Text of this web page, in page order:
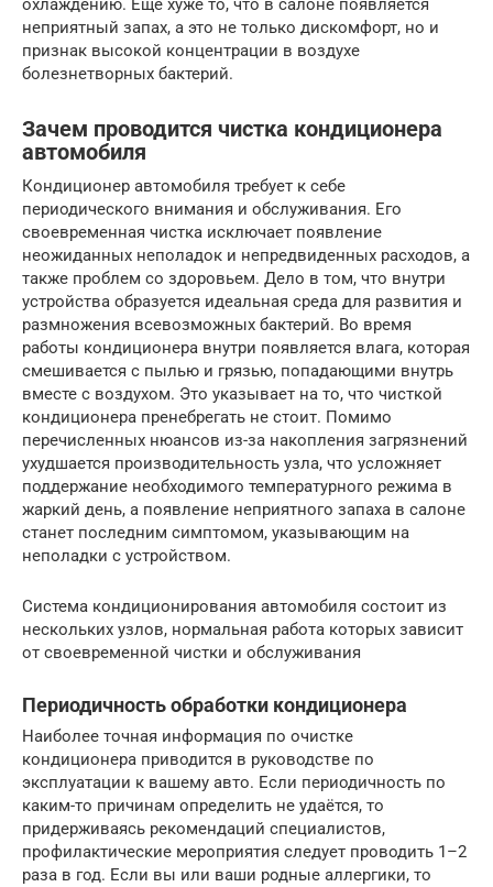
охлаждению. Еще хуже то, что в салоне появляется
неприятный запах, а это не только дискомфорт, но и
признак высокой концентрации в воздухе
болезнетворных бактерий.
Зачем проводится чистка кондиционера
автомобиля
Кондиционер автомобиля требует к себе
периодического внимания и обслуживания. Его
своевременная чистка исключает появление
неожиданных неполадок и непредвиденных расходов, а
также проблем со здоровьем. Дело в том, что внутри
устройства образуется идеальная среда для развития и
размножения всевозможных бактерий. Во время
работы кондиционера внутри появляется влага, которая
смешивается с пылью и грязью, попадающими внутрь
вместе с воздухом. Это указывает на то, что чисткой
кондиционера пренебрегать не стоит. Помимо
перечисленных нюансов из-за накопления загрязнений
ухудшается производительность узла, что усложняет
поддержание необходимого температурного режима в
жаркий день, а появление неприятного запаха в салоне
станет последним симптомом, указывающим на
неполадки с устройством.
Система кондиционирования автомобиля состоит из
нескольких узлов, нормальная работа которых зависит
от своевременной чистки и обслуживания
Периодичность обработки кондиционера
Наиболее точная информация по очистке
кондиционера приводится в руководстве по
эксплуатации к вашему авто. Если периодичность по
каким-то причинам определить не удаётся, то
придерживаясь рекомендаций специалистов,
профилактические мероприятия следует проводить 1–2
раза в год. Если вы или ваши родные аллергики, то